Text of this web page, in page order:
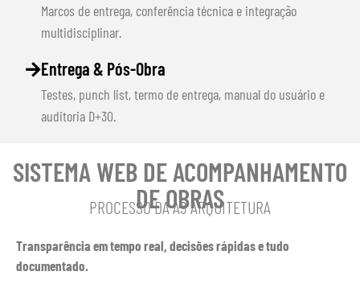
Marcos de entrega, conferência técnica e integração
multidisciplinar.
Entrega & Pós-Obra
Testes, punch list, termo de entrega, manual do usuário e
auditoria D+30.
SISTEMA WEB DE ACOMPANHAMENTO
DE OBRAS
PROCESSO DA A9 ARQUITETURA
Transparência em tempo real, decisões rápidas e tudo
documentado.